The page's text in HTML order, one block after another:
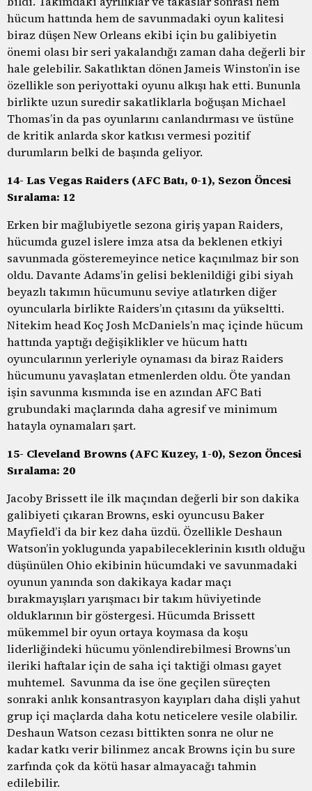
hücum hattında hem de savunmadaki oyun kalitesi
biraz düşen New Orleans ekibi için bu galibiyetin
önemi olası bir seri yakalandığı zaman daha değerli bir
hale gelebilir. Sakatlıktan dönen Jameis Winston’in ise
özellikle son periyottaki oyunu alkışı hak etti. Bununla
birlikte uzun suredir sakatliklarla boğuşan Michael
Thomas’in da pas oyunlarını canlandırması ve üstüne
de kritik anlarda skor katkısı vermesi pozitif
durumların belki de başında geliyor.
14- Las Vegas Raiders (AFC Batı, 0-1), Sezon Öncesi
Sıralama: 12
Erken bir mağlubiyetle sezona giriş yapan Raiders,
hücumda guzel islere imza atsa da beklenen etkiyi
savunmada gösteremeyince netice kaçınılmaz bir son
oldu. Davante Adams’in gelisi beklenildiği gibi siyah
beyazlı takımın hücumunu seviye atlatırken diğer
oyuncularla birlikte Raiders’ın çıtasını da yükseltti.
Nitekim head Koç Josh McDaniels’n maç içinde hücum
hattında yaptığı değişiklikler ve hücum hattı
oyuncularının yerleriyle oynaması da biraz Raiders
hücumunu yavaşlatan etmenlerden oldu. Öte yandan
işin savunma kısmında ise en azından AFC Bati
grubundaki maçlarında daha agresif ve minimum
hatayla oynamaları şart.
15- Cleveland Browns (AFC Kuzey, 1-0), Sezon Öncesi
Sıralama: 20
Jacoby Brissett ile ilk maçından değerli bir son dakika
galibiyeti çıkaran Browns, eski oyuncusu Baker
Mayfield’i da bir kez daha üzdü. Özellikle Deshaun
Watson’in yoklugunda yapabileceklerinin kısıtlı olduğu
düşünülen Ohio ekibinin hücumdaki ve savunmadaki
oyunun yanında son dakikaya kadar maçı
bırakmayışları yarışmacı bir takım hüviyetinde
olduklarının bir göstergesi. Hücumda Brissett
mükemmel bir oyun ortaya koymasa da koşu
liderliğindeki hücumu yönlendirebilmesi Browns’un
ileriki haftalar için de saha içi taktiği olması gayet
muhtemel. Savunma da ise öne geçilen süreçten
sonraki anlık konsantrasyon kayıpları daha dişli yahut
grup içi maçlarda daha kotu neticelere vesile olabilir.
Deshaun Watson cezası bittikten sonra ne olur ne
kadar katkı verir bilinmez ancak Browns için bu sure
zarfında çok da kötü hasar almayacağı tahmin
edilebilir.